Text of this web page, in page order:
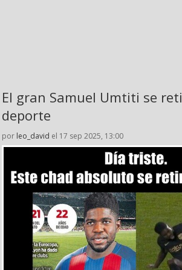
El gran Samuel Umtiti se
deporte
por leo_david el 17 sep 2025, 13:00